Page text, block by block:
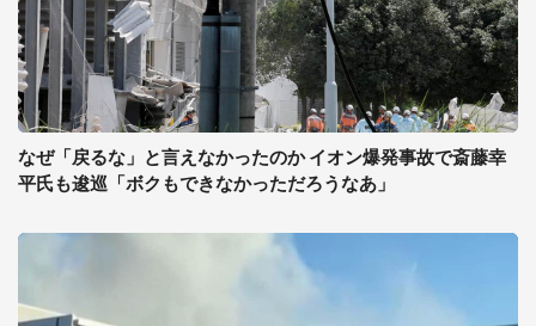
なぜ「戻るな」と言えなかったのか イオン爆発事故で斎藤幸
平氏も逡巡「ボクもできなかっただろうなあ」